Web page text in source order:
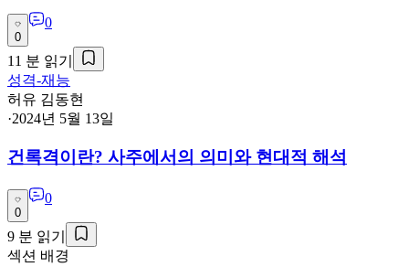
0
0
11 분 읽기
성격-재능
허유 김동현
·2024년 5월 13일
건록격이란? 사주에서의 의미와 현대적 해석
0
0
9 분 읽기
섹션 배경